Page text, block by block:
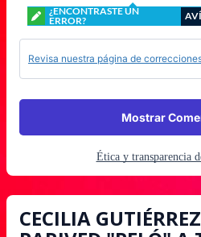
¿ENCONTRASTE UN
ERROR?
Revisa nuestra página de
Mostrar
Ética y transparencia
CECILIA